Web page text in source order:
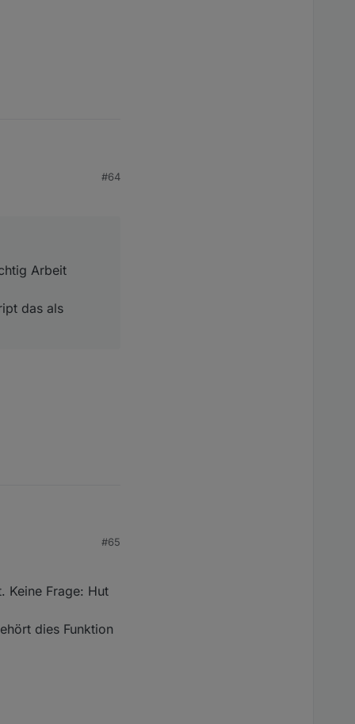
reingesteckt.
Boardmittel
#64
Arbeit
das als
Arbeit
als Boardmittel
#65
Keine Frage: Hut
dies Funktion